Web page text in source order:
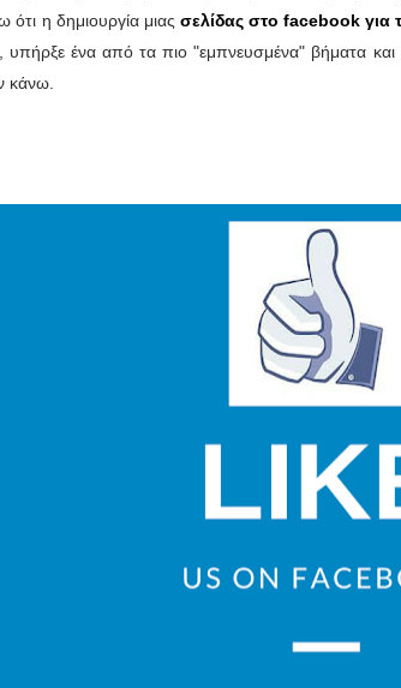
η δημιουργία μιας σελίδας στο facebook για
υπήρξε ένα από τα πιο "εμπνευσμένα" βήματα
κάνω.